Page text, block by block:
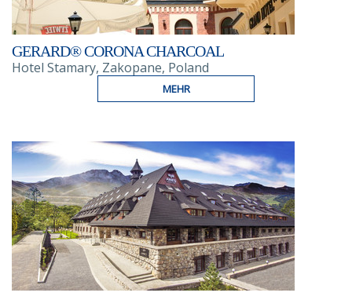
GERARD® CORONA CHARCOAL
Hotel Stamary, Zakopane, Poland
MEHR